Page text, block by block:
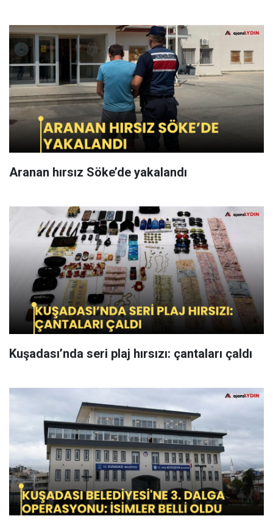
Aranan hırsız Söke’de yakalandı
Kuşadası’nda seri plaj hırsızı: çantaları çaldı